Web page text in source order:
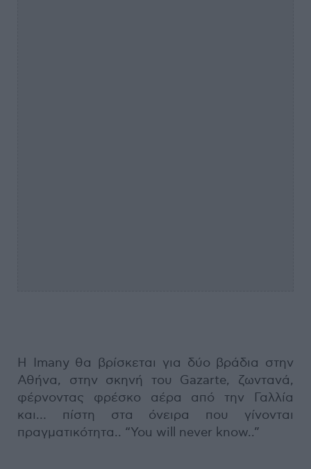
Η Imany θα βρίσκεται για δύο βράδια στην
Αθήνα, στην σκηνή του Gazarte, ζωντανά,
φέρνοντας φρέσκο αέρα από την Γαλλία
και… πίστη στα όνειρα που γίνονται
πραγματικότητα.. “You will never know..”